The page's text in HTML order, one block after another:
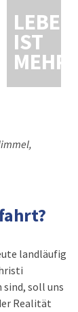
LEBEN
IST
MEHR
landläufig
sind, soll uns
Realität